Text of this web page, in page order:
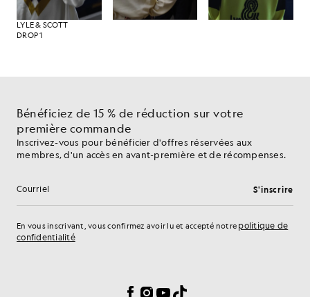
LYLE & SCOTT
DROP 1
Bénéficiez de 15 % de réduction sur votre
première commande
Inscrivez-vous pour bénéficier d'offres réservées aux
membres, d'un accès en avant-première et de récompenses.
Adresse e-mail S'inscrire
En vous inscrivant, vous confirmez avoir lu et accepté notre politique de
confidentialité
Facebook
Instagram
YouTube
TikTok